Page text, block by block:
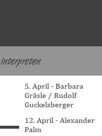
Interpreten
Menü überspringen
5. April - Barbara
Gräsle / Rudolf
Guckelsberger
12. April - Alexander
Palm